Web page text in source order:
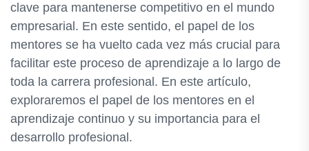
clave para mantenerse competitivo en el mundo
empresarial. En este sentido, el papel de los
mentores se ha vuelto cada vez más crucial para
facilitar este proceso de aprendizaje a lo largo de
toda la carrera profesional. En este artículo,
exploraremos el papel de los mentores en el
aprendizaje continuo y su importancia para el
desarrollo profesional.